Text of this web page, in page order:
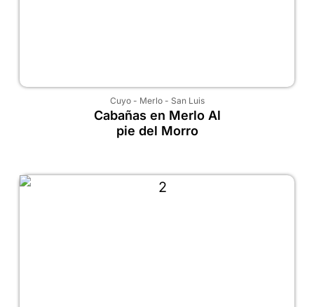
Cuyo- Merlo- San Luis
Cabañas en Merlo Al
pie del Morro